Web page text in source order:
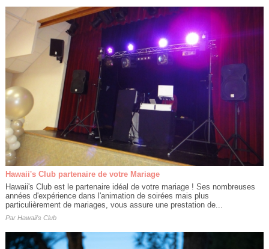
Hawaii's Club partenaire de votre Mariage
Hawaii's Club est le partenaire idéal de votre mariage ! Ses nombreuses
années d'expérience dans l'animation de soirées mais plus
particulièrement de mariages, vous assure une prestation de...
Par Hawaii's Club